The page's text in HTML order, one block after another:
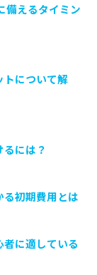
備えるタイミン
トについて解
には？
初期費用とは
に適している